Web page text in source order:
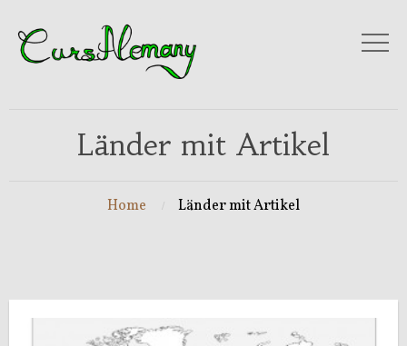
Länder mit Artikel
Home Länder mit Artikel